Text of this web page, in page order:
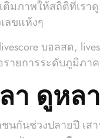
มภาพให้สถิติที่เร
ลขแห้งๆ
บอลสด,
ายการระดับภูมิภ
า ดูห
นกันช่วงปลายปี